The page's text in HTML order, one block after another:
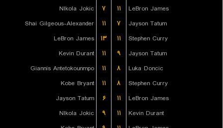
NIkola Jokic
۷ ۱۱
LeBron James
Shai Gilgeous-Alexander
۱۱ ۷
Jayson Tatum
LeBron James
۱۳ ۱۱
Stephen Curry
Kevin Durant
۱۱ ۹
Jayson Tatum
Giannis Antetokounmpo
۱۱ ۸
Luka Doncic
Kobe Bryant
۱۱ ۸
Stephen Curry
Jayson Tatum
۶ ۱۱
LeBron James
NIkola Jokic
۹ ۱۱
Kevin Durant